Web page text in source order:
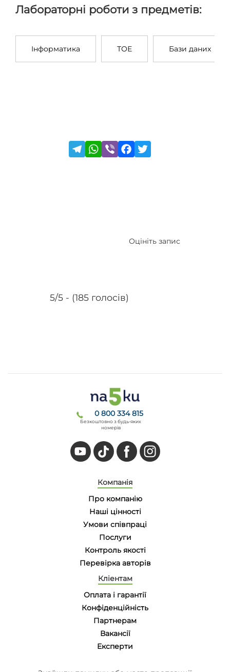
Лабораторні роботи з предметів:
Інформатика ТОЕ Бази даних
5/5 - (185 голосів)
Оцініть запис
0 800 334 815
Безкоштовно з будь-яких
номерів
Компанія
Про компанію
Наші цінності
Умови співпраці
Послуги
Контроль якості
Перевірка авторів
Кліентам
Оплата і гарантії
Конфіденційність
Партнерам
Вакансії
Eксперти